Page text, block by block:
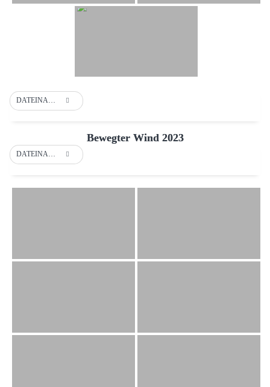
DATEINAME
Bewegter Wind 2023
DATEINAME